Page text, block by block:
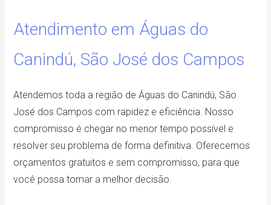
Atendimento em Águas do
Canindú, São José dos Campos
Atendemos toda a região de Águas do Canindú, São
José dos Campos com rapidez e eficiência. Nosso
compromisso é chegar no menor tempo possível e
resolver seu problema de forma definitiva. Oferecemos
orçamentos gratuitos e sem compromisso, para que
você possa tomar a melhor decisão.